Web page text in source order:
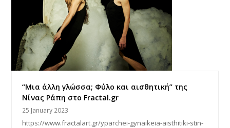
“Μια άλλη γλώσσα; Φύλο και αισθητική” της
Νίνας Ράπη στο Fractal.gr
25 January 2023
https://www.fractalart.gr/yparchei-gynaikeia-aisthitiki-stin-